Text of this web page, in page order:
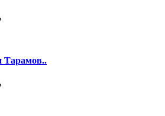
Тарамов..